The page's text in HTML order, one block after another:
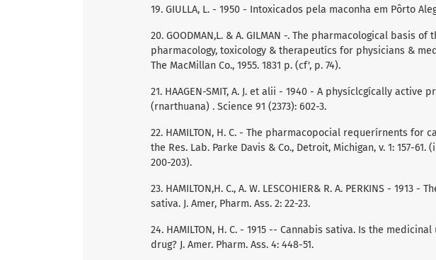
19. GIULLA, L. - 1950 - Intoxicados pela maconha em Pôrto
20. GOODMAN,L. & A. GILMAN -. The pharmacological basis
pharmacology, toxicology & therapeutícs for physicians &
The MacMillan Co., 1955. 1831 p. (cf', p. 74).
21. HAAGEN-SMIT, A. J. et alii - 1940 - A physíclcgícally active
(rnarthuana) . Science 91 (2373): 602-3.
22. HAMILTON, H. C. - The pharmacopocial requerírnents for
the Res. Lab. Parke Davis & Co., Detroit, Michigan, v. 1: 157-61.
200-203).
23. HAMILTON,H. C., A. W. LESCOHIER& R. A. PERKINS - 1913
sativa. J. Amer, Pharm. Ass. 2: 22-23.
24. HAMILTON, H. C. - 1915 -- Cannabis sativa. Is the
drug? J. Amer. Pharm. Ass. 4: 448-51.